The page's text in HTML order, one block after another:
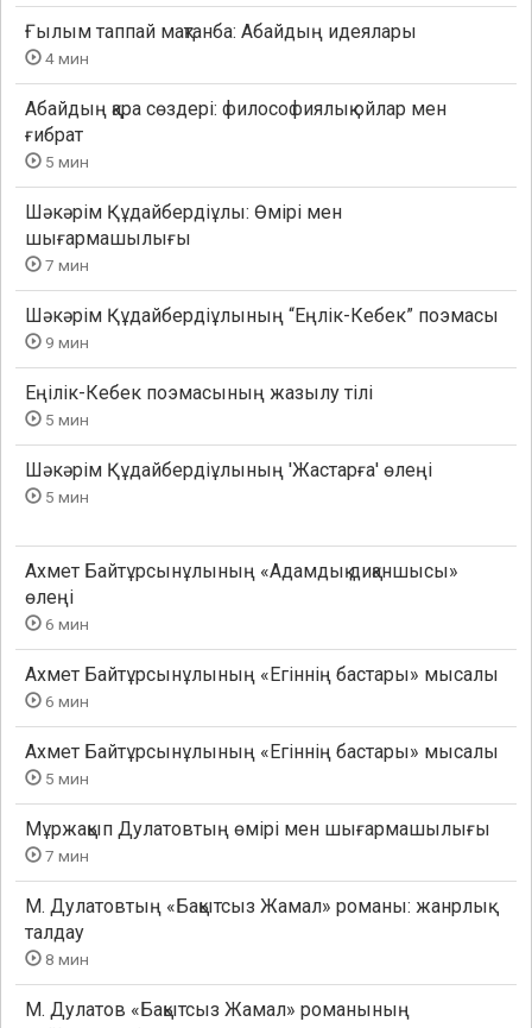
Ғылым таппай мақтанба: Абайдың идеялары
4 мин
Абайдың қара сөздері: философиялық ойлар мен
ғибрат
5 мин
Шәкәрім Құдайбердіұлы: Өмірі мен
шығармашылығы
7 мин
Шәкәрім Құдайбердіұлының “Еңлік-Кебек” поэмасы
9 мин
Еңілік-Кебек поэмасының жазылу тілі
5 мин
Шәкәрім Құдайбердіұлының 'Жастарға' өлеңі
5 мин
Ахмет Байтұрсынұлының «Адамдық диқаншысы»
өлеңі
6 мин
Ахмет Байтұрсынұлының «Егіннің бастары» мысалы
6 мин
Ахмет Байтұрсынұлының «Егіннің бастары» мысалы
5 мин
Мұржақып Дулатовтың өмірі мен шығармашылығы
7 мин
М. Дулатовтың «Бақытсыз Жамал» романы: жанрлық
талдау
8 мин
М. Дулатов «Бақытсыз Жамал» романының